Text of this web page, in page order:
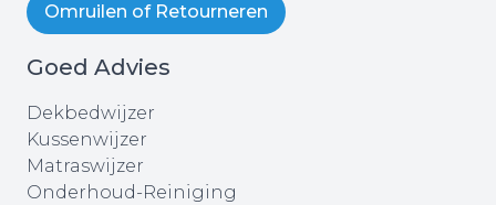
Omruilen of Retourneren
Goed Advies
Dekbedwijzer
Kussenwijzer
Matraswijzer
Onderhoud-Reiniging